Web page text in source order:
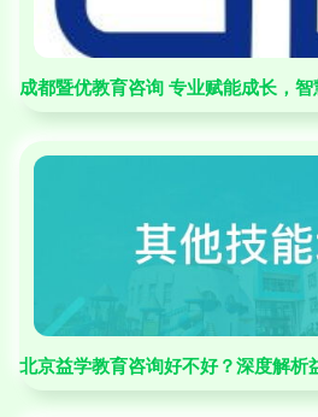
成都暨优教育咨询 专业赋能成长，
北京益学教育咨询好不好？深度解